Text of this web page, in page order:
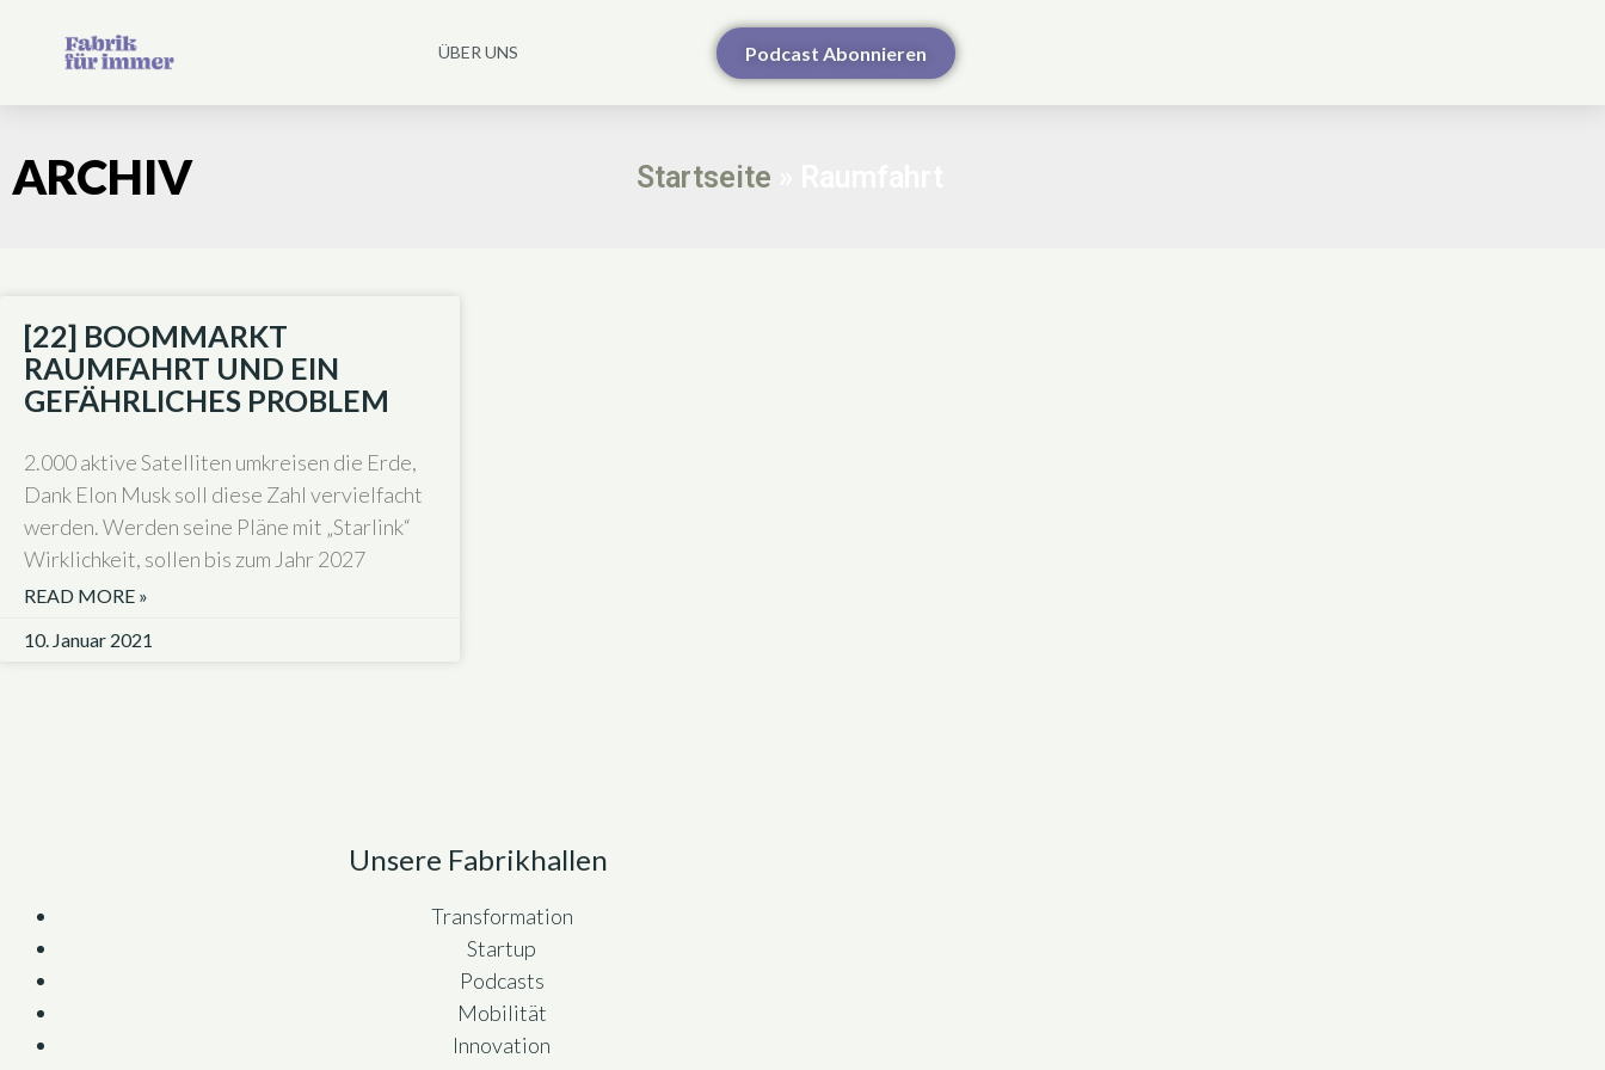
ÜBER UNS Podcast Abonnieren
ARCHIV Startseite
[22] BOOMMARKT
RAUMFAHRT UND EIN
GEFÄHRLICHES PROBLEM
2.000 aktive Satelliten umkreisen die Erde,
Dank Elon Musk soll diese Zahl vervielfacht
werden. Werden seine Pläne mit „Starlink“
Wirklichkeit, sollen bis zum Jahr 2027
READ MORE »
10. Januar 2021
Unsere Fabrikhallen
Transformation
Startup
Podcasts
Mobilität
Innovation